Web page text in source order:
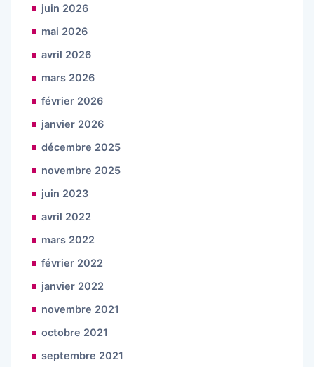
juin 2026
mai 2026
avril 2026
mars 2026
février 2026
janvier 2026
décembre 2025
novembre 2025
juin 2023
avril 2022
mars 2022
février 2022
janvier 2022
novembre 2021
octobre 2021
septembre 2021